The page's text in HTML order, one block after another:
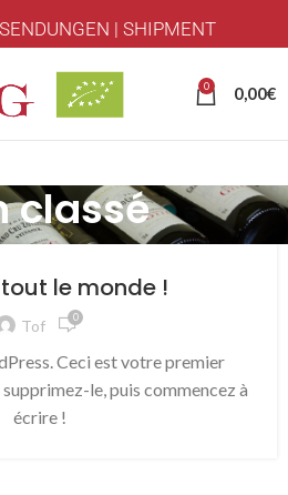
0 0,00€
classé
le monde !
Tof 0
Ceci est votre premier
le, puis commencez à
écrire !
| SHIPMENT